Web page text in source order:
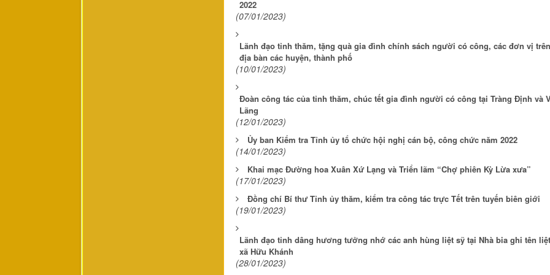
2022
(07/01/2023)
Lãnh đạo tỉnh thăm, tặng quà gia đình chính sách người có công, các đơn vị trên
địa bàn các huyện, thành phố
(10/01/2023)
Đoàn công tác của tỉnh thăm, chúc tết gia đình người có công tại Tràng Định và
Lãng
(12/01/2023)
Ủy ban Kiểm tra Tỉnh ủy tổ chức hội nghị cán bộ, công chức năm 2022
(14/01/2023)
Khai mạc Đường hoa Xuân Xứ Lạng và Triển lãm “Chợ phiên Kỳ Lừa xưa”
(17/01/2023)
Đồng chí Bí thư Tỉnh ủy thăm, kiểm tra công tác trực Tết trên tuyến biên giới
(19/01/2023)
Lãnh đạo tỉnh dâng hương tưởng nhớ các anh hùng liệt sỹ tại Nhà bia ghi tên
xã Hữu Khánh
(28/01/2023)